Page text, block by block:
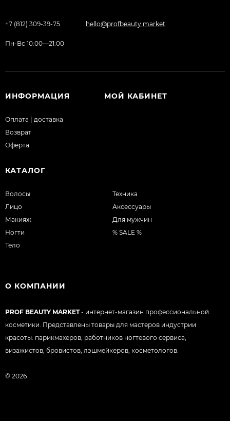
+7 (812) 309-39-75 hello@profbeauty.market
Пн-Вс 10:00—21:00
ИНФОРМАЦИЯ
Оплата | доставка
Возврат
Оферта
МОЙ КАБИНЕТ
КАТАЛОГ
Волосы
Лицо
Макияж
Ногти
Тело
Техника
Аксессуары
Для мужчин
% SALE %
О КОМПАНИИ
PROF BEAUTY MARKET- интернет-магазин профессиональной
косметики. Представлены товары для мастеров индустрии
красоты: парикмахеров, работников ногтевого сервиса,
визажистов, бровистов, лэшмейкеров, косметологов.
© 2026